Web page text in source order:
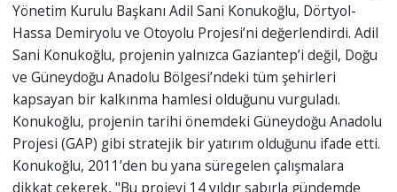
Yönetim Kurulu Başkanı Adil Sani Konukoğlu, Dörtyol-
Hassa Demiryolu ve Otoyolu Projesi’ni değerlendirdi. Adil
Sani Konukoğlu, projenin yalnızca Gaziantep’i değil, Doğu
ve Güneydoğu Anadolu Bölgesi’ndeki tüm şehirleri
kapsayan bir kalkınma hamlesi olduğunu vurguladı.
Konukoğlu, projenin tarihi önemdeki Güneydoğu Anadolu
Projesi (GAP) gibi stratejik bir yatırım olduğunu ifade etti.
Konukoğlu, 2011’den bu yana süregelen çalışmalara
dikkat çekerek, "Bu projeyi 14 yıldır sabırla gündemde